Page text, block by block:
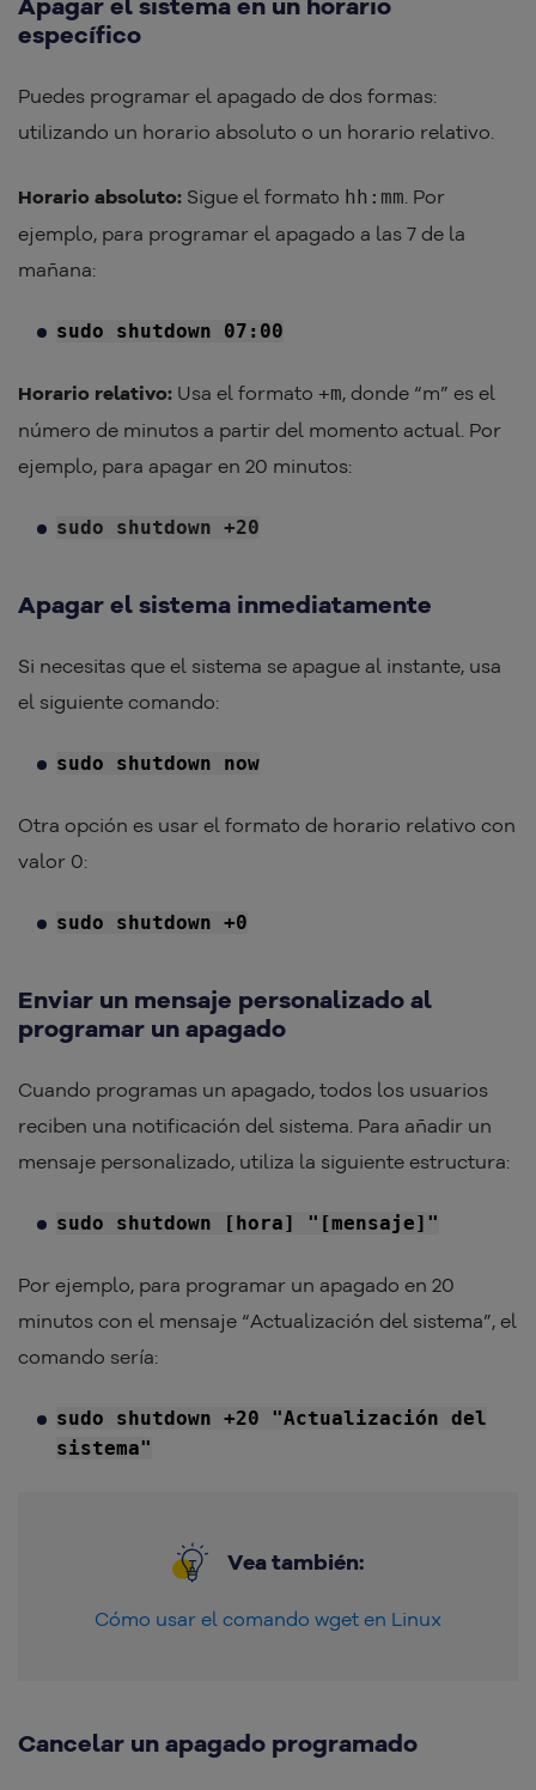
específico
Puedes programar el apagado de dos formas:
utilizando un horario absoluto o un horario relativo.
Horario absoluto: Sigue el formato hh:mm . Por
ejemplo, para programar el apagado a las 7 de la
mañana:
sudo shutdown 07:00
Horario relativo: Usa el formato +m, donde “m” es el
número de minutos a partir del momento actual. Por
ejemplo, para apagar en 20 minutos:
sudo shutdown +20
Apagar el sistema inmediatamente
Si necesitas que el sistema se apague al instante, usa
el siguiente comando:
sudo shutdown now
Otra opción es usar el formato de horario relativo con
valor 0:
sudo shutdown +0
Enviar un mensaje personalizado al
programar un apagado
Cuando programas un apagado, todos los usuarios
reciben una notificación del sistema. Para añadir un
mensaje personalizado, utiliza la siguiente estructura:
sudo shutdown [hora] "[mensaje]"
Por ejemplo, para programar un apagado en 20
minutos con el mensaje “Actualización del sistema”, el
comando sería:
sudo shutdown +20 "Actualización del
sistema"
Vea también:
Cómo usar el comando wget en Linux
Cancelar un apagado programado